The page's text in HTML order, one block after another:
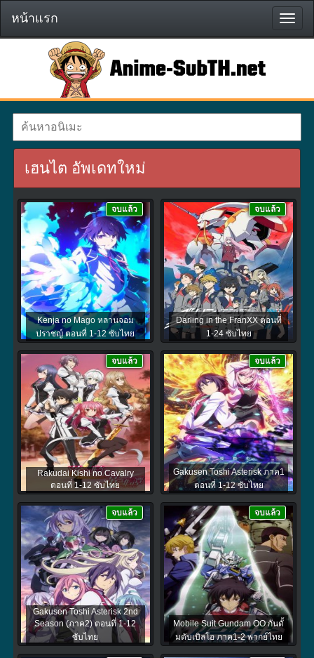
หน้า
แรก
หน้าแรก
เฮนไต อัพเดทใหม่
Kenja no Mago หลานจอม
ปราชญ์ ตอนที่ 1-12 ซับไทย
จบแล้ว
Darling in the FranXX ตอนที่
1-24 ซับไทย
จบแล้ว
Rakudai Kishi no Cavalry
ตอนที่ 1-12 ซับไทย
จบแล้ว
Gakusen Toshi Asterisk ภาค1
ตอนที่ 1-12 ซับไทย
จบแล้ว
Gakusen Toshi Asterisk 2nd
Season (ภาค2) ตอนที่ 1-12
ซับไทย
จบแล้ว
Mobile Suit Gundam OO กันดั้
มดับเบิลโอ ภาค1-2 พากย์ไทย
จบแล้ว